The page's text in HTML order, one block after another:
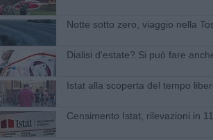
Notte sotto zero, viaggio nella
Dialisi d'estate? Si può fare
Istat alla scoperta del tempo
Censimento Istat, rilevazioni in